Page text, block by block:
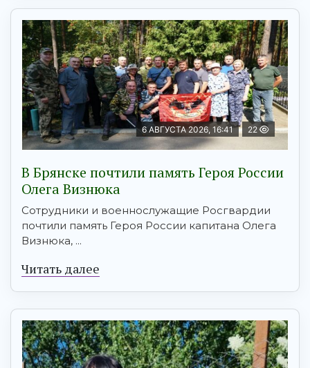
6 АВГУСТА 2026, 16:41 22
В Брянске почтили память Героя России
Олега Визнюка
Сотрудники и военнослужащие Росгвардии
почтили память Героя России капитана Олега
Визнюка, ...
Читать далее